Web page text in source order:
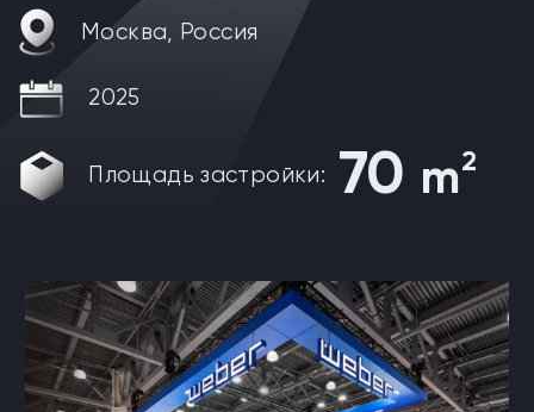
Москва, Россия
2025
Площадь застройки: 70 m2